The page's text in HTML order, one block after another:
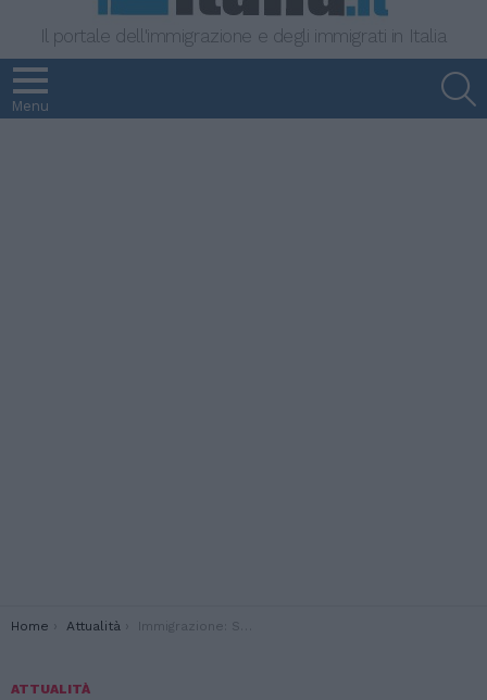
Il portale dell'immigrazione e degli immigrati in Italia
Menu
You are here:
Home Attualità Immigrazione: Salvini, Maroni e Gasparri chiedono lo stop dell’operazione Mare Nostrum
ATTUALITÀ